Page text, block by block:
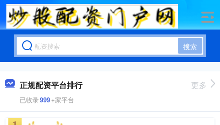
搜索
正规配资平台排行
已收录999+家平台
更多